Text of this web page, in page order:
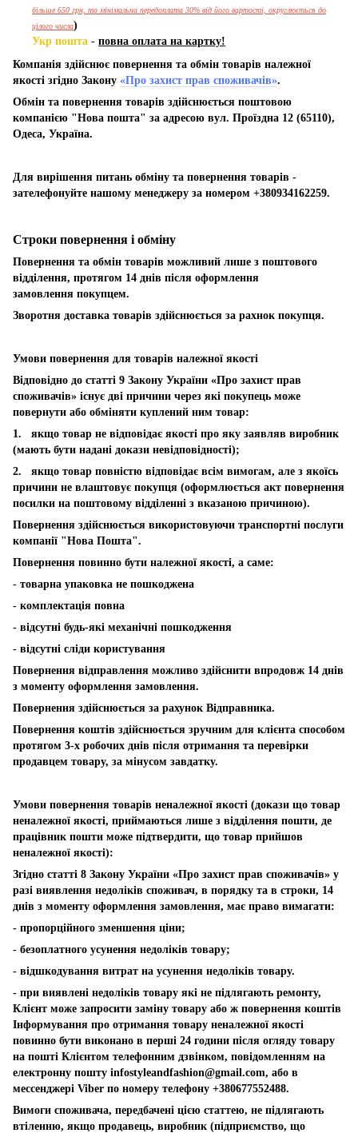
більше 650 грн, то мінімальна передоплата 30% від його вартості, округлюється до
цілого числа)
Укр пошта - повна оплата на картку!
Компанія здійснює повернення та обмін товарів належної
якості згідно Закону «Про захист прав споживачів».
Обмін та повернення товарів здійснюється поштовою
компанією "Нова пошта" за адресою вул. Проїздна 12 (65110),
Одеса, Україна.
Для вирішення питань обміну та повернення товарів -
зателефонуйте нашому менеджеру за номером +380934162259.
Строки повернення і обміну
Повернення та обмін товарів можливий лише з поштового
відділення, протягом 14 днів після оформлення
замовлення покупцем.
Зворотня доставка товарів здійснюється за рахнок покупця.
Умови повернення для товарів належної якості
Відповідно до статті 9 Закону України «Про захист прав
споживачів» існує дві причини через які покупець може
повернути або обміняти куплений ним товар:
1. якщо товар не відповідає якості про яку заявляв виробник
(мають бути надані докази невідповідності);
2. якщо товар повністю відповідає всім вимогам, але з якоїсь
причини не влаштовує покупця (оформлюється акт повернення
посилки на поштовому відділенні з вказаною причиною).
Повернення здійснюється використовуючи транспортні послуги
компанії "Нова Пошта".
Повернення повинно бути належної якості, а саме:
- товарна упаковка не пошкоджена
- комплектація повна
- відсутні будь-які механічні пошкодження
- відсутні сліди користування
Повернення відправлення можливо здійснити впродовж 14 днів
з моменту оформлення замовлення.
Повернення здійснюється за рахунок Відправника.
Повернення коштів здійснюється зручним для клієнта способом
протягом 3-х робочих днів після отримання та перевірки
продавцем товару, за мінусом завдатку.
Умови повернення товарів неналежної якості (докази що товар
неналежної якості, приймаються лише з відділення пошти, де
працівник пошти може підтвердити, що товар прийшов
неналежної якості):
Згідно статті 8 Закону України «Про захист прав споживачів» у
разі виявлення недоліків споживач, в порядку та в строки, 14
днів з моменту оформлення замовлення, має право вимагати:
- пропорційного зменшення ціни;
- безоплатного усунення недоліків товару;
- відшкодування витрат на усунення недоліків товару.
- при виявлені недоліків товару які не підлягають ремонту,
Клієнт може запросити заміну товару або ж повернення коштів
Інформування про отримання товару неналежної якості
повинно бути виконано в перші 24 години після огляду товару
на пошті Клієнтом телефонним дзвінком, повідомленням на
електронну пошту infostyleandfashion@gmail.com, або в
мессенджері Viber по номеру телефону +380677552488.
Вимоги споживача, передбачені цією статтею, не підлягають
втіленню, якщо продавець, виробник (підприємство, що